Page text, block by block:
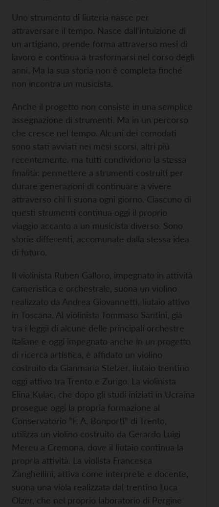
Uno strumento di liuteria nasce per
attraversare il tempo. Nasce dall’intuizione di
un artigiano, prende forma attraverso mesi di
lavoro e continua a trasformarsi nel corso degli
anni. Ma la sua storia non è completa finché
non incontra un musicista.
Anche il progetto non consiste in una semplice
assegnazione di strumenti. Ma in un percorso
che cresce nel tempo. Alcuni dei comodati
sono stati avviati nei mesi scorsi, altri più
recentemente, ma tutti condividono la stessa
finalità: permettere a strumenti costruiti per
durare generazioni di continuare a vivere
attraverso chi li suona ogni giorno. Ciascuno di
questi strumenti continua oggi il proprio
viaggio accanto a un musicista diverso. Sono
storie differenti, accomunate dalla stessa idea
di futuro.
Il violinista Ruben Galloro, impegnato in attività
cameristica e orchestrale, suona un violino
realizzato da Andrea Giovannetti, liutaio attivo
in Toscana. Al violinista Tommaso Santini, già
tra i leggii di alcune delle principali orchestre
italiane e oggi impegnato anche in un progetto
di ricerca artistica, è affidato un violino
costruito da Gianmaria Stelzer, liutaio trentino
oggi attivo tra Trento e Zurigo. La violinista
Elina Kulac, che dopo gli studi iniziati in Ucraina
prosegue oggi la propria formazione al
Conservatorio “F. A. Bonporti” di Trento,
utilizza un violino costruito da Gerardo Luigi
Mereu a Cremona, dove il liutaio continua la
propria attività. La violista Francesca
Zanghellini, attiva come interprete e docente,
suona una viola realizzata dal trentino Luca
Olzer, che nel proprio laboratorio di Pergine